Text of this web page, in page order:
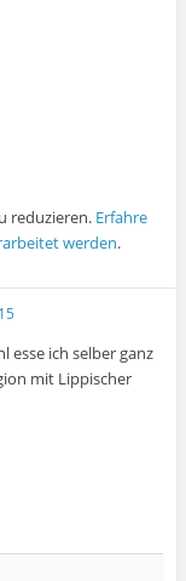
reduzieren. Erfahre
werden.
esse ich selber ganz
mit Lippischer